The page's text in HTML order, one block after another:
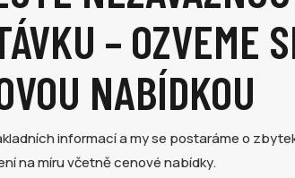
– OZVEME
NABÍDKOU
informací a my se postaráme o
na míru včetně cenové nabídky.